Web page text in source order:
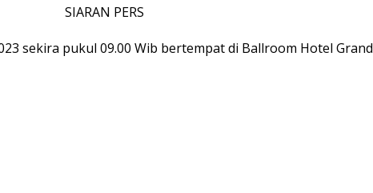
SIARAN PERS
sekira pukul 09.00 Wib bertempat di Ballroom Hotel Grand